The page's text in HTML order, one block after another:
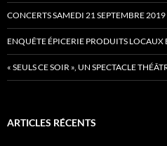
CONCERTS SAMEDI 21 SEPTEMBRE 2019
ENQUÊTE ÉPICERIE PRODUITS LOCAUX
« SEULS CE SOIR », UN SPECTACLE
ARTICLES RÉCENTS